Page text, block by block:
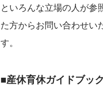
といろんな立場の人が
た方からお問い合わせい
す。
■産休育休ガイドブッ